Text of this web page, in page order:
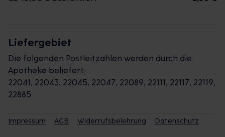
Liefergebiet
Die folgenden Postleitzahlen werden durch die
Apotheke beliefert:
22041, 22043, 22045, 22047, 22089, 22111, 22117, 22119,
22885
Impressum AGB Widerrufsbelehrung Datenschutz